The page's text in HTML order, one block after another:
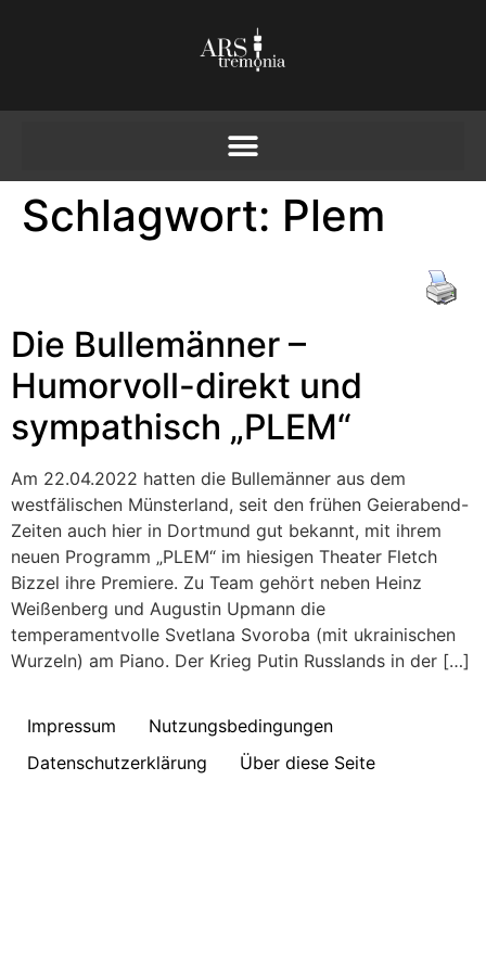
Schlagwort: Plem
Die Bullemänner –
Humorvoll-direkt und
sympathisch „PLEM“
Am 22.04.2022 hatten die Bullemänner aus dem
westfälischen Münsterland, seit den frühen Geierabend-
Zeiten auch hier in Dortmund gut bekannt, mit ihrem
neuen Programm „PLEM“ im hiesigen Theater Fletch
Bizzel ihre Premiere. Zu Team gehört neben Heinz
Weißenberg und Augustin Upmann die
temperamentvolle Svetlana Svoroba (mit ukrainischen
Wurzeln) am Piano. Der Krieg Putin Russlands in der […]
Impressum
Nutzungsbedingungen
Datenschutzerklärung
Über diese Seite